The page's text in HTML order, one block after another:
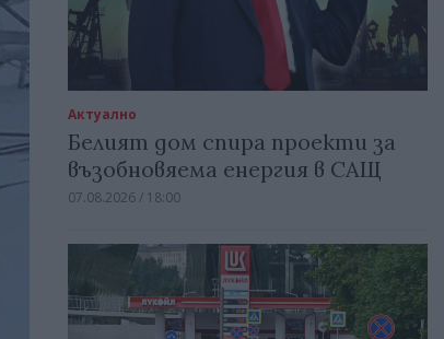
Актуално
Белият дом спира проекти за
възобновяема енергия в САЩ
07.08.2026 / 18:00